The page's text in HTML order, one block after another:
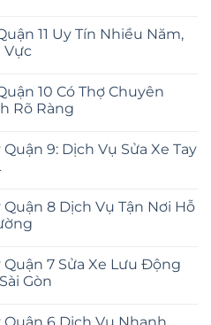
11 Uy Tín Nhiều Năm,
Vực
10 Có Thợ Chuyên
Rõ Ràng
9: Dịch Vụ Sửa Xe Tay
Quận 8 Dịch Vụ Tận Nơi Hỗ
Quận 7 Sửa Xe Lưu Động
Gòn